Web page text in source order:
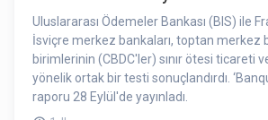
Uluslararası Ödemeler Bankası (BIS) ile
İsviçre merkez bankaları, toptan merkez
birimlerinin (CBDC'ler) sınır ötesi ticareti
yönelik ortak bir testi sonuçlandırdı.
raporu 28 Eylül'de yayınladı.